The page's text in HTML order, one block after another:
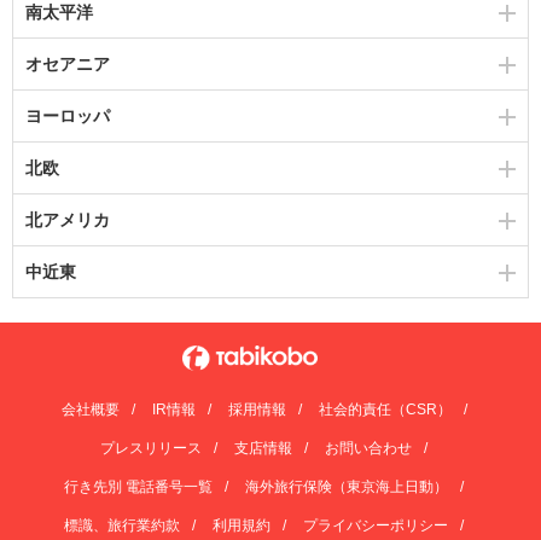
南太平洋
オセアニア
ヨーロッパ
北欧
北アメリカ
中近東
会社概要 IR情報 採用情報 社会的責任（CSR）
プレスリリース 支店情報 お問い合わせ
行き先別 電話番号一覧 海外旅行保険（東京海上日動）
標識、旅行業約款 利用規約 プライバシーポリシー